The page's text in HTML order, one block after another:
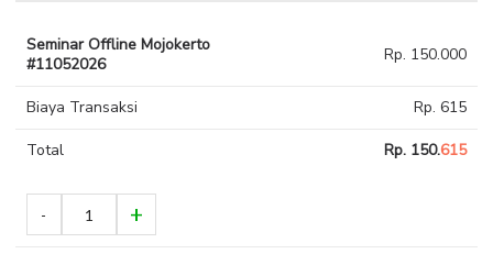
Seminar Offline Mojokerto
#11052026
Rp. 150.000
Biaya Transaksi Rp. 615
Total Rp. 150.615